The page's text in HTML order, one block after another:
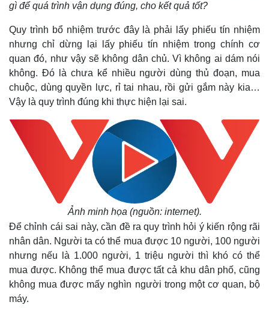
gì để quá trình vận dụng đúng, cho kết quả tốt?
Quy trình bổ nhiệm trước đây là phải lấy phiếu tín nhiệm
nhưng chỉ dừng lại lấy phiếu tín nhiệm trong chính cơ
quan đó, như vậy sẽ không dân chủ. Vì không ai dám nói
không. Đó là chưa kể nhiều người dùng thủ đoạn, mua
chuộc, dùng quyền lực, rỉ tai nhau, rồi gửi gắm này kia…
Vậy là quy trình đúng khi thực hiện lại sai.
Ảnh minh họa (nguồn: internet).
Để chỉnh cái sai này, cần đề ra quy trình hỏi ý kiến rộng rãi
nhân dân. Người ta có thể mua được 10 người, 100 người
nhưng nếu là 1.000 người, 1 triệu người thì khó có thể
mua được. Không thể mua được tất cả khu dân phố, cũng
không mua được mấy nghìn người trong một cơ quan, bộ
máy.